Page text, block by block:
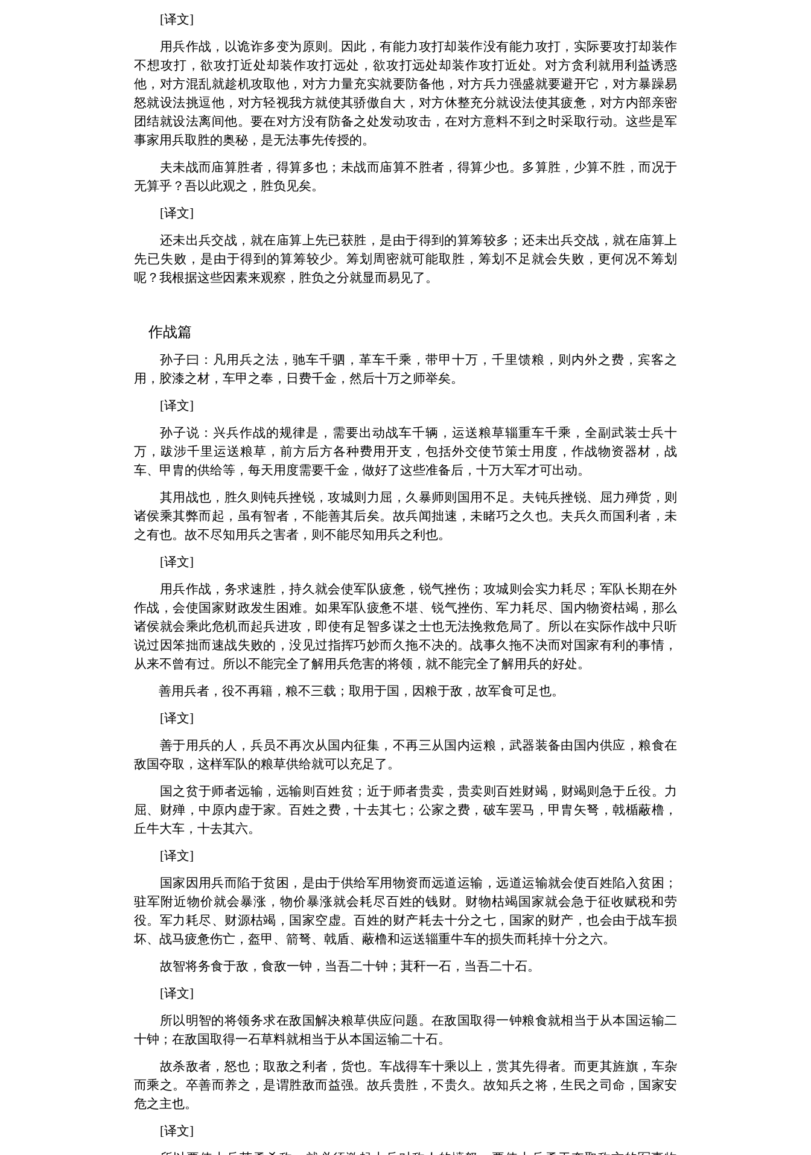
[译文]
用兵作战，以诡诈多变为原则。因此，有能力攻打却装作没有能力攻打，实际要攻打却装作
不想攻打，欲攻打近处却装作攻打远处，欲攻打远处却装作攻打近处。对方贪利就用利益诱惑
他，对方混乱就趁机攻取他，对方力量充实就要防备他，对方兵力强盛就要避开它，对方暴躁易
怒就设法挑逗他，对方轻视我方就使其骄傲自大，对方休整充分就设法使其疲惫，对方内部亲密
团结就设法离间他。要在对方没有防备之处发动攻击，在对方意料不到之时采取行动。这些是军
事家用兵取胜的奥秘，是无法事先传授的。
夫未战而庙算胜者，得算多也；未战而庙算不胜者，得算少也。多算胜，少算不胜，而况于
无算乎？吾以此观之，胜负见矣。
[译文]
还未出兵交战，就在庙算上先已获胜，是由于得到的算筹较多；还未出兵交战，就在庙算上
先已失败，是由于得到的算筹较少。筹划周密就可能取胜，筹划不足就会失败，更何况不筹划
呢？我根据这些因素来观察，胜负之分就显而易见了。
作战篇
孙子曰：凡用兵之法，驰车千驷，革车千乘，带甲十万，千里馈粮，则内外之费，宾客之
用，胶漆之材，车甲之奉，日费千金，然后十万之师举矣。
[译文]
孙子说：兴兵作战的规律是，需要出动战车千辆，运送粮草辎重车千乘，全副武装士兵十
万，跋涉千里运送粮草，前方后方各种费用开支，包括外交使节策士用度，作战物资器材，战
车、甲胄的供给等，每天用度需要千金，做好了这些准备后，十万大军才可出动。
其用战也，胜久则钝兵挫锐，攻城则力屈，久暴师则国用不足。夫钝兵挫锐、屈力殚货，则
诸侯乘其弊而起，虽有智者，不能善其后矣。故兵闻拙速，未睹巧之久也。夫兵久而国利者，未
之有也。故不尽知用兵之害者，则不能尽知用兵之利也。
[译文]
用兵作战，务求速胜，持久就会使军队疲惫，锐气挫伤；攻城则会实力耗尽；军队长期在外
作战，会使国家财政发生困难。如果军队疲惫不堪、锐气挫伤、军力耗尽、国内物资枯竭，那么
诸侯就会乘此危机而起兵进攻，即使有足智多谋之士也无法挽救危局了。所以在实际作战中只听
说过因笨拙而速战失败的，没见过指挥巧妙而久拖不决的。战事久拖不决而对国家有利的事情，
从来不曾有过。所以不能完全了解用兵危害的将领，就不能完全了解用兵的好处。
善用兵者，役不再籍，粮不三载；取用于国，因粮于敌，故军食可足也。
[译文]
善于用兵的人，兵员不再次从国内征集，不再三从国内运粮，武器装备由国内供应，粮食在
敌国夺取，这样军队的粮草供给就可以充足了。
国之贫于师者远输 ， 远输则百姓贫 ； 近于师者贵卖 ， 贵卖则百姓财竭 ， 财竭则急于丘役。力
屈、财殚，中原内虚于家。百姓之费，十去其七；公家之费，破车罢马，甲胄矢弩，戟楯蔽橹，
丘牛大车，十去其六。
[译文]
国家因用兵而陷于贫困，是由于供给军用物资而远道运输，远道运输就会使百姓陷入贫困；
驻军附近物价就会暴涨，物价暴涨就会耗尽百姓的钱财。财物枯竭国家就会急于征收赋税和劳
役。军力耗尽、财源枯竭，国家空虚。百姓的财产耗去十分之七，国家的财产，也会由于战车损
坏、战马疲惫伤亡，盔甲、箭弩、戟盾、蔽橹和运送辎重牛车的损失而耗掉十分之六。
故智将务食于敌，食敌一钟，当吾二十钟； 萁秆一石，当吾二十石。
[译文]
所以明智的将领务求在敌国解决粮草供应问题。在敌国取得一钟粮食就相当于从本国运输二
十钟；在敌国取得一石草料就相当于从本国运输二十石。
故杀敌者，怒也；取敌之利者，货也。车战得车十乘以上，赏其先得者。而更其旌旗，车杂
而乘之。卒善而养之，是谓胜敌而益强。故兵贵胜，不贵久。故知兵之将，生民之司命，国家安
危之主也。
[译文]